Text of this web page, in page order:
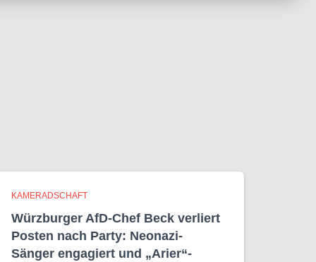
KAMERADSCHAFT
Würzburger AfD-Chef Beck verliert
Posten nach Party: Neonazi-
Sänger engagiert und „Arier“-